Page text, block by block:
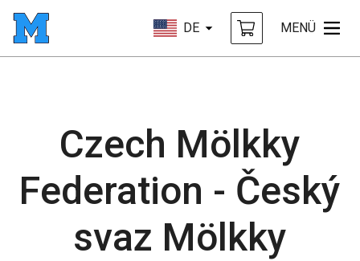
DE MENÜ
Czech Mölkky
Federation - Český
svaz Mölkky